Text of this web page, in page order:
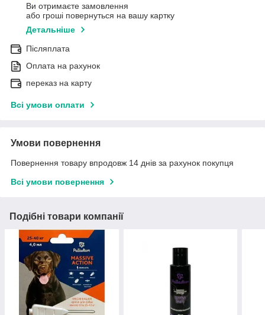
Ви отримаєте замовлення
або гроші повернуться на вашу картку
Детальніше
Післяплата
Оплата на рахунок
переказ на карту
Всі умови оплати
Умови повернення
Повернення товару впродовж 14 днів за рахунок покупця
Всі умови повернення
Подібні товари компанії